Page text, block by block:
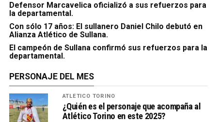
Defensor Marcavelica oficializó a sus refuerzos para
la departamental.
Con sólo 17 años: El sullanero Daniel Chilo debutó en
Alianza Atlético de Sullana.
El campeón de Sullana confirmó sus refuerzos para la
departamental.
PERSONAJE DEL MES
ATLÉTICO TORINO
¿Quién es el personaje que acompaña al
Atlético Torino en este 2025?